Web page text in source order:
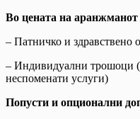
Во цената на аранжманот
– Патничко и здравствено
– Индивидуални трошоци
неспоменати услуги)
Попусти и опционални